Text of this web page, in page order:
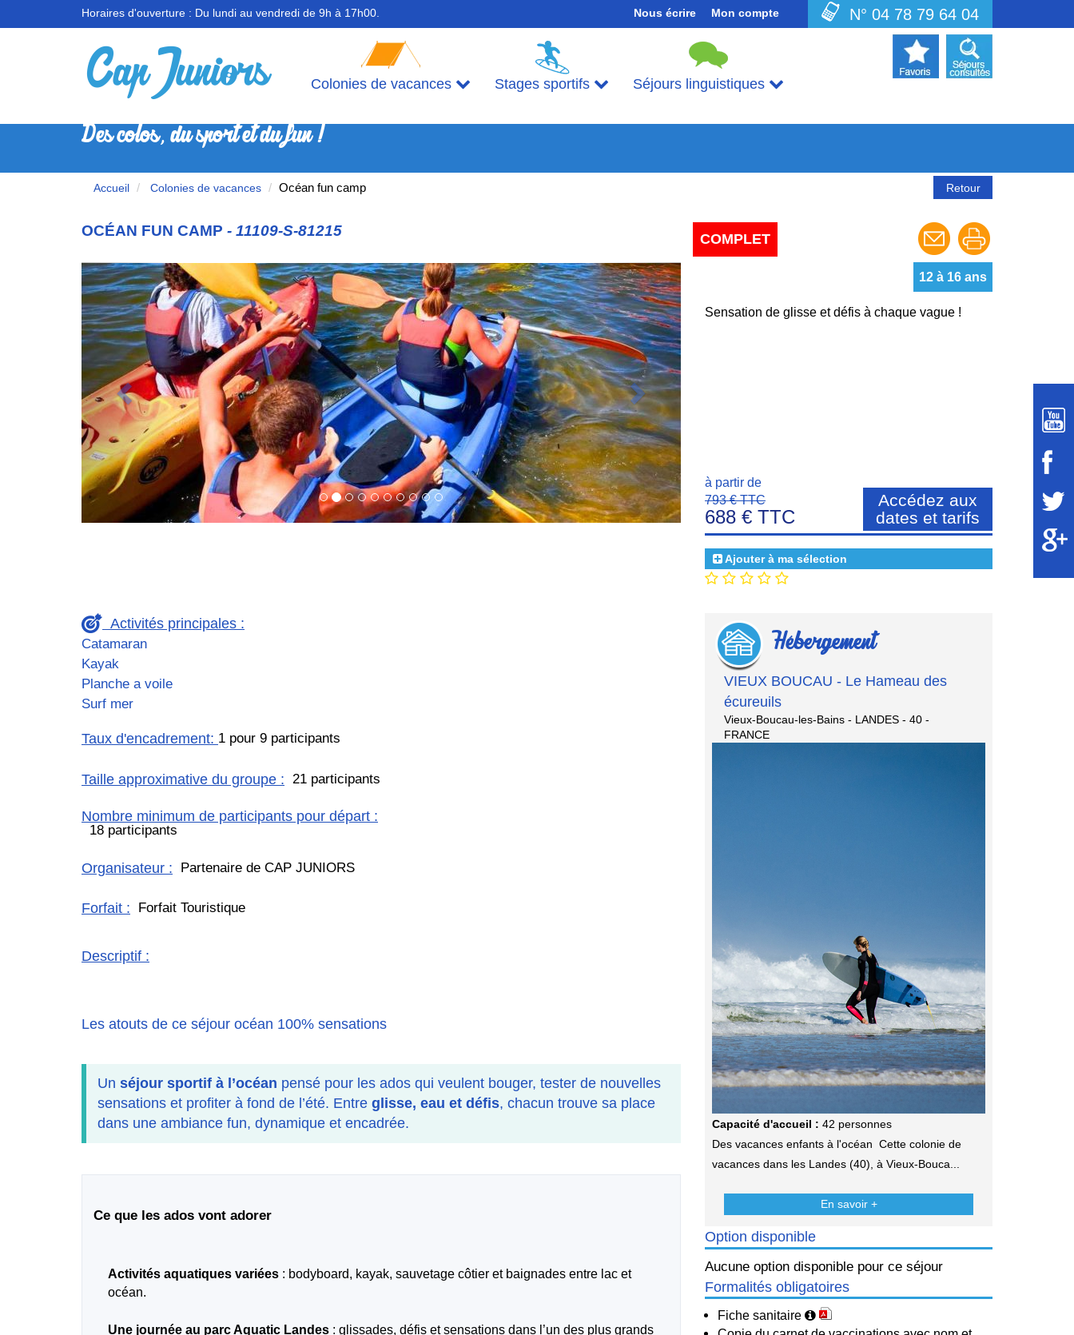
Horaires d'ouverture : Du lundi au vendredi de 9h à 17h00. Nous écrire Mon compte N° 04 78 79 64 04
Colonies de vacances Stages sportifs Séjours linguistiques
Des colos, du sport et du fun !
Accueil Colonies de vacances Océan fun camp Retour
OCÉAN FUN CAMP - 11109-S-81215
COMPLET
Previous Next 12 à 16 ans
Sensation de glisse et défis à chaque vague !
à partir de
793 € TTC
688 € TTC
Accédez aux
dates et tarifs
Ajouter à ma sélection
Activités principales :
Catamaran
Kayak
Planche a voile
Surf mer
Taux d'encadrement: 1 pour 9 participants
Taille approximative du groupe : 21 participants
Nombre minimum de participants pour départ :
18 participants
Organisateur : Partenaire de CAP JUNIORS
Forfait : Forfait Touristique
Descriptif :
Les atouts de ce séjour océan 100% sensations
Un séjour sportif à l’océan pensé pour les ados qui veulent bouger, tester de nouvelles
sensations et profiter à fond de l’été. Entre glisse, eau et défis, chacun trouve sa place
dans une ambiance fun, dynamique et encadrée.
Ce que les ados vont adorer
Activités aquatiques variées : bodyboard, kayak, sauvetage côtier et baignades entre lac et
océan.
Une journée au parc Aquatic Landes : glissades, défis et sensations dans l’un des plus grands
Hébergement
VIEUX BOUCAU - Le Hameau des
écureuils
Vieux-Boucau-les-Bains - LANDES - 40 -
FRANCE
Capacité d'accueil : 42 personnes
Des vacances enfants à l'océan Cette colonie de
vacances dans les Landes (40), à Vieux-Bouca...
En savoir +
Option disponible
Aucune option disponible pour ce séjour
Formalités obligatoires
Fiche sanitaire